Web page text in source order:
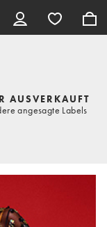
AUSVERKAUFT
angesagte Labels